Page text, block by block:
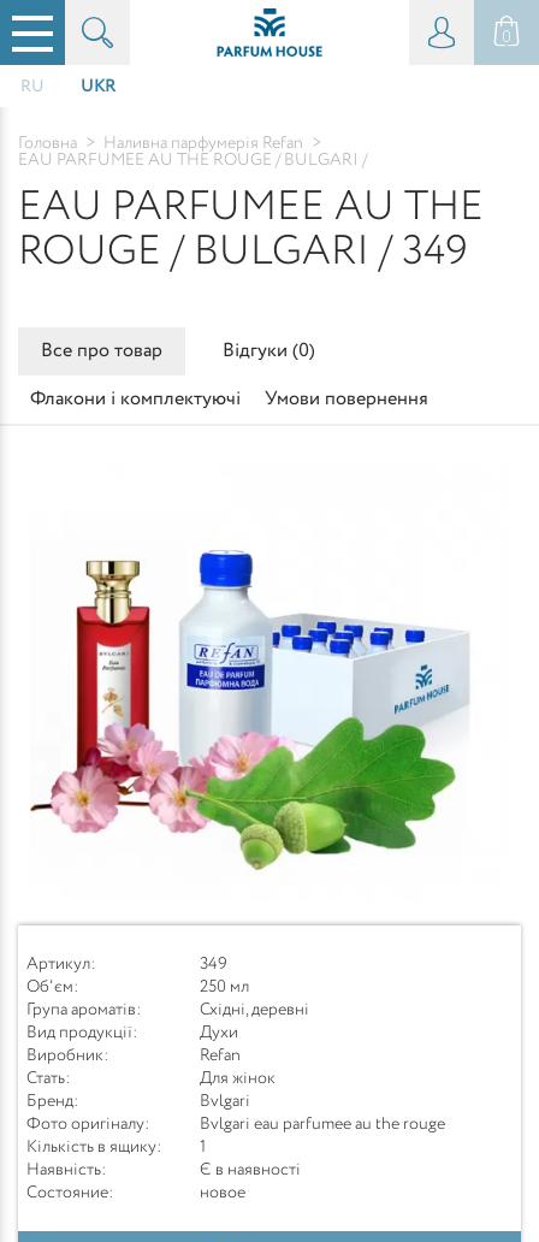
0
RU UKR
Головна > Наливна парфумерія Refan
>
EAU PARFUMEE AU THE ROUGE / BULGARI /
EAU PARFUMEE AU THE
ROUGE / BULGARI / 349
Все про товар Відгуки (0)
Флакони і комплектуючі Умови повернення
Артикул:
349
Об'єм:
250 мл
Група ароматів:
Східні, деревні
Вид продукції:
Духи
Виробник:
Refan
Стать:
Для жінок
Бренд:
Bvlgari
Фото оригіналу:
Bvlgari eau parfumee au the rouge
Кількість в ящику:
1
Наявність:
Є в наявності
Состояние:
новое